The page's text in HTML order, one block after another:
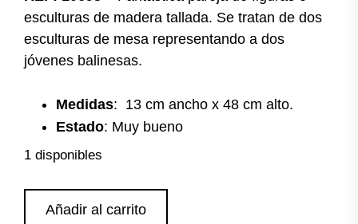
esculturas de madera tallada. Se tratan de dos
esculturas de mesa representando a dos
jóvenes balinesas.
Medidas: 13 cm ancho x 48 cm alto.
Estado: Muy bueno
1 disponibles
balinesas
Añadir al carrito